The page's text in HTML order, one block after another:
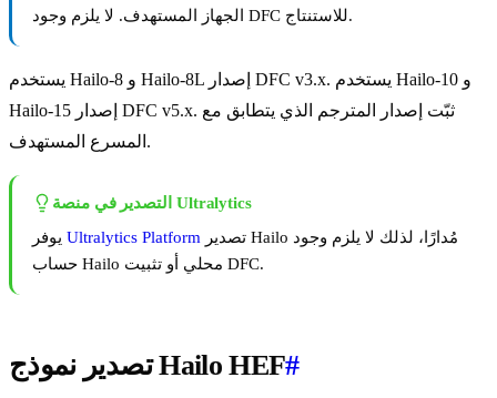
الجهاز المستهدف. لا يلزم وجود DFC للاستنتاج.
يستخدم Hailo-8 و Hailo-8L إصدار DFC v3.x. يستخدم Hailo-10 و
Hailo-15 إصدار DFC v5.x. ثبّت إصدار المترجم الذي يتطابق مع
المسرع المستهدف.
التصدير في منصة Ultralytics
Ultralytics Platform
حساب Hailo محلي أو تثبيت DFC.
تصدير نموذج Hailo HEF#